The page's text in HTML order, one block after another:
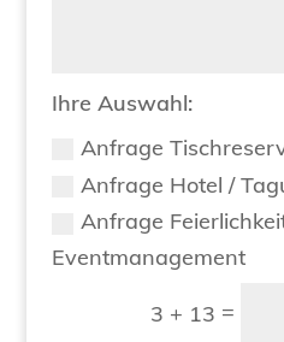
Ihre Auswahl:
Anfrage
Anfrage Hotel /
Anfrage
Eventmanagement
3 + 13 =